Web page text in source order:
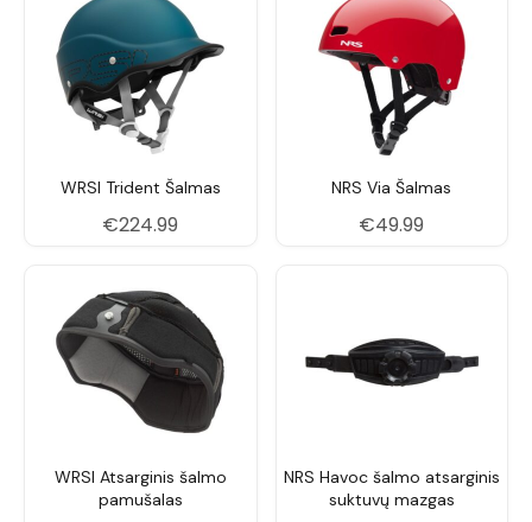
WRSI Trident Šalmas
€224.99
NRS Via Šalmas
€49.99
WRSI Atsarginis šalmo
pamušalas
NRS Havoc šalmo atsarginis
suktuvų mazgas